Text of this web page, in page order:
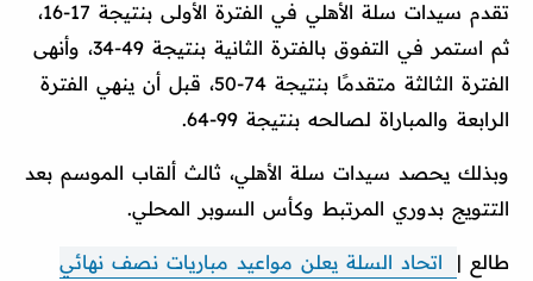
تقدم سيدات سلة الأهلي في الفترة الأولى بنتيجة 17-16،
ثم استمر في التفوق بالفترة الثانية بنتيجة 49-34، وأنهى
الفترة الثالثة متقدمًا بنتيجة ‏‏50-74، قبل أن ينهي الفترة
الرابعة والمباراة لصالحه بنتيجة 99-64.
وبذلك يحصد سيدات سلة الأهلي، ثالث ألقاب الموسم بعد
التتويج بدوري المرتبط وكأس السوبر المحلي.
طالع |
اتحاد السلة يعلن مواعيد مباريات نصف نهائي